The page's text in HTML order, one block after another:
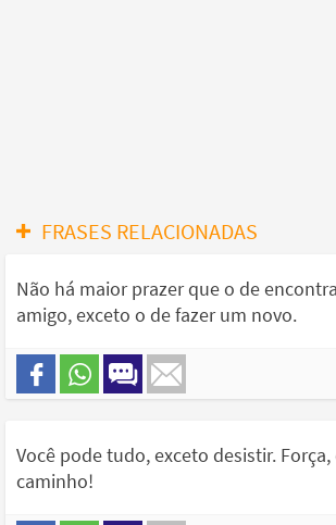
FRASES RELACIONADAS
Não há maior prazer que o de
amigo, exceto o de fazer um novo.
Você pode tudo, exceto desistir.
caminho!